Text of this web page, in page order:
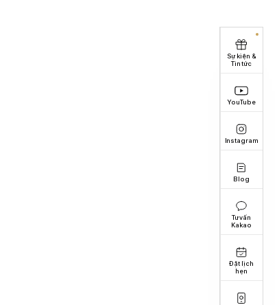
Sự kiện &
Tin tức
YouTube
Instagram
Blog
Tư vấn
Kakao
Đặt lịch
hẹn